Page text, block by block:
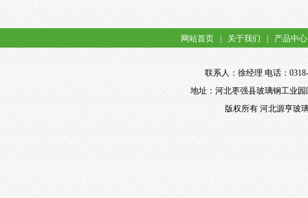
网站首页 关于我们 产品中心
联系人：徐经理 电话：
地址：河北枣强县玻璃钢工业园
版权所有 河北源亨玻